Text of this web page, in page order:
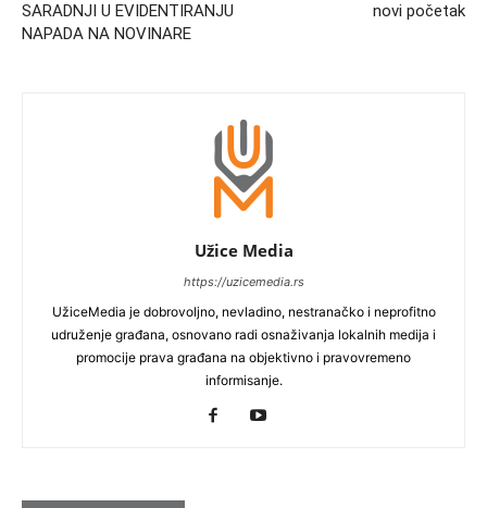
SARADNJI U EVIDENTIRANJU
NAPADA NA NOVINARE
novi početak
Užice Media
https://uzicemedia.rs
UžiceMedia je dobrovoljno, nevladino, nestranačko i neprofitno
udruženje građana, osnovano radi osnaživanja lokalnih medija i
promocije prava građana na objektivno i pravovremeno
informisanje.